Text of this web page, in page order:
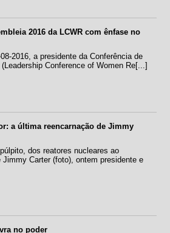
2016 da LCWR com ênfase no
2016, a presidente da Conferência de
Conference of Women Re[...]
a última reencarnação de Jimmy
dos reatores nucleares ao
Jimmy Carter (foto), ontem presidente e
no poder